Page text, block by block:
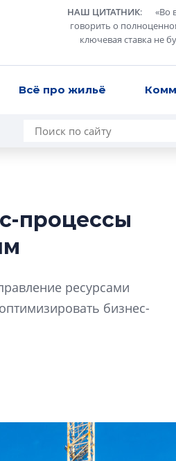
НАШ ЦИТАТНИК: «Во
говорить о
ключевая ставка не
Всё про жильё
процессы
ресурсами
бизнес-
Роман
Девелопер
апарты,